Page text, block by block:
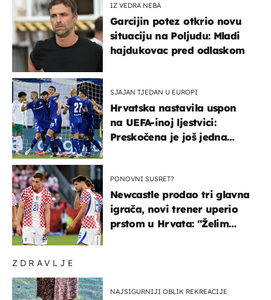
ZDRAVLJE
NAJSIGURNIJI OBLIK REKREACIJE
IZ VEDRA NEBA
Garcijin potez otkrio novu
situaciju na Poljudu: Mladi
hajdukovac pred odlaskom
SJAJAN TJEDAN U EUROPI
Hrvatska nastavila uspon
na UEFA-inoj ljestvici:
Preskočena je još jedna
PONOVNI SUSRET?
Newcastle prodao tri glavna
igrača, novi trener uperio
prstom u Hrvata: "Želim